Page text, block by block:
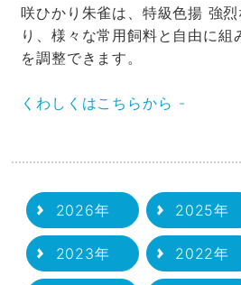
咲ひかり朱雀は、特級色揚 強
り、様々な常用飼料と自由に組
を調整できます。
くわしくはこちらから -
2026年 2025年
2023年 2022年